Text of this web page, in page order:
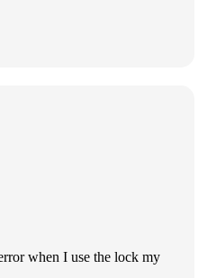
when I use the lock my